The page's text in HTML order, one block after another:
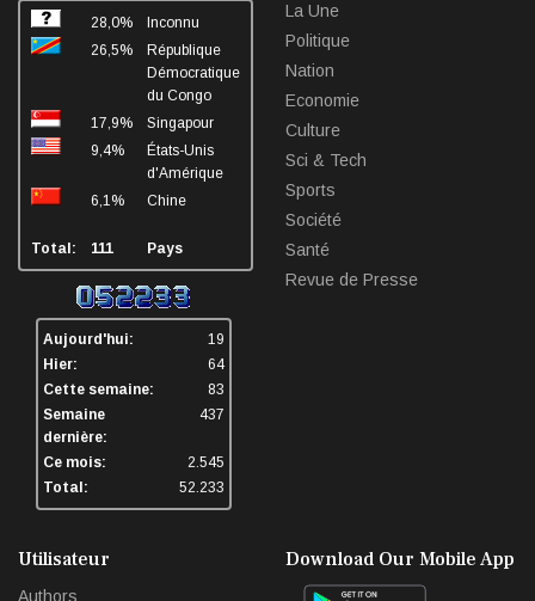
28,0%
Inconnu
26,5%
République
Démocratique
du Congo
17,9%
Singapour
9,4%
États-Unis
d'Amérique
6,1%
Chine
Total: 111 Pays
Aujourd'hui:
19
Hier:
64
Cette semaine:
83
Semaine
dernière:
437
Ce mois:
2.545
Total:
52.233
La Une
Politique
Nation
Economie
Culture
Sci & Tech
Sports
Société
Santé
Revue de Presse
Utilisateur
Authors
Download Our Mobile App